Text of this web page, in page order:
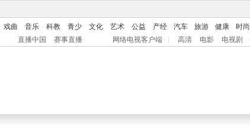
戏曲 音乐 科教 青少 文化 艺术 公益 产经 汽车 旅游 健康 时尚
直播中国 赛事直播 网络电视客户端 高清 电影 电视剧